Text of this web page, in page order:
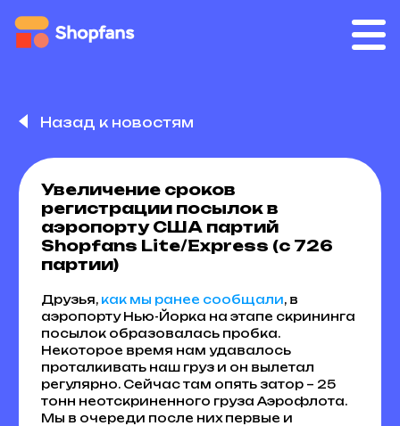
Назад к новостям
Увеличение сроков
регистрации посылок в
аэропорту США партий
Shopfans Lite/Express (с 726
партии)
Друзья, как мы ранее сообщали, в
аэропорту Нью-Йорка на этапе скрининга
посылок образовалась пробка.
Некоторое время нам удавалось
проталкивать наш груз и он вылетал
регулярно. Сейчас там опять затор – 25
тонн неотскриненного груза Аэрофлота.
Мы в очереди после них первые и